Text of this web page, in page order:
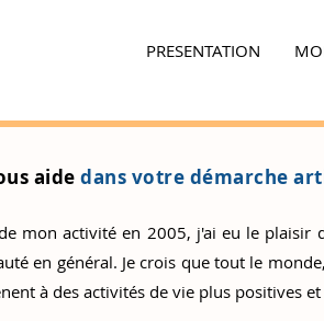
PRESENTATION
aidedans votre démarche
mon activité en 2005, j'ai eu le plaisir
en général. Je crois que tout le
à des activités de vie plus positives